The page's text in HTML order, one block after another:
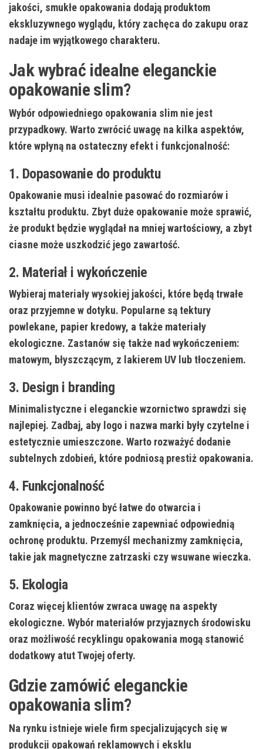
jakości, smukłe opakowania dodają produktom
ekskluzywnego wyglądu, który zachęca do zakupu oraz
nadaje im wyjątkowego charakteru.
Jak wybrać idealne eleganckie
opakowanie slim?
Wybór odpowiedniego opakowania slim nie jest
przypadkowy. Warto zwrócić uwagę na kilka aspektów,
które wpłyną na ostateczny efekt i funkcjonalność:
1. Dopasowanie do produktu
Opakowanie musi idealnie pasować do rozmiarów i
kształtu produktu. Zbyt duże opakowanie może sprawić,
że produkt będzie wyglądał na mniej wartościowy, a zbyt
ciasne może uszkodzić jego zawartość.
2. Materiał i wykończenie
Wybieraj materiały wysokiej jakości, które będą trwałe
oraz przyjemne w dotyku. Popularne są tektury
powlekane, papier kredowy, a także materiały
ekologiczne. Zastanów się także nad wykończeniem:
matowym, błyszczącym, z lakierem UV lub tłoczeniem.
3. Design i branding
Minimalistyczne i eleganckie wzornictwo sprawdzi się
najlepiej. Zadbaj, aby logo i nazwa marki były czytelne i
estetycznie umieszczone. Warto rozważyć dodanie
subtelnych zdobień, które podniosą prestiż opakowania.
4. Funkcjonalność
Opakowanie powinno być łatwe do otwarcia i
zamknięcia, a jednocześnie zapewniać odpowiednią
ochronę produktu. Przemyśl mechanizmy zamknięcia,
takie jak magnetyczne zatrzaski czy wsuwane wieczka.
5. Ekologia
Coraz więcej klientów zwraca uwagę na aspekty
ekologiczne. Wybór materiałów przyjaznych środowisku
oraz możliwość recyklingu opakowania mogą stanowić
dodatkowy atut Twojej oferty.
Gdzie zamówić eleganckie
opakowania slim?
Na rynku istnieje wiele firm specjalizujących się w
produkcji opakowań reklamowych i eksklu